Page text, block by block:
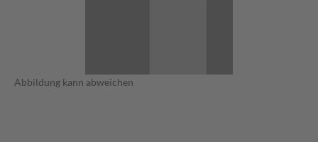
Abbildung kann abweichen